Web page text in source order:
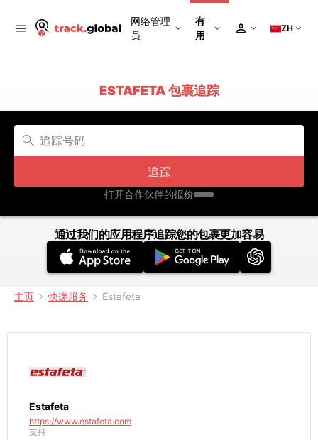
网络管理
员
有
用
ZH
ESTAFETA 包裹追踪
追踪
打开合作伙伴的报价
通过我们的应用程序追踪您的包裹更加容易
主页 快递服务 Estafeta
Estafeta
https://www.estafeta.com
支持